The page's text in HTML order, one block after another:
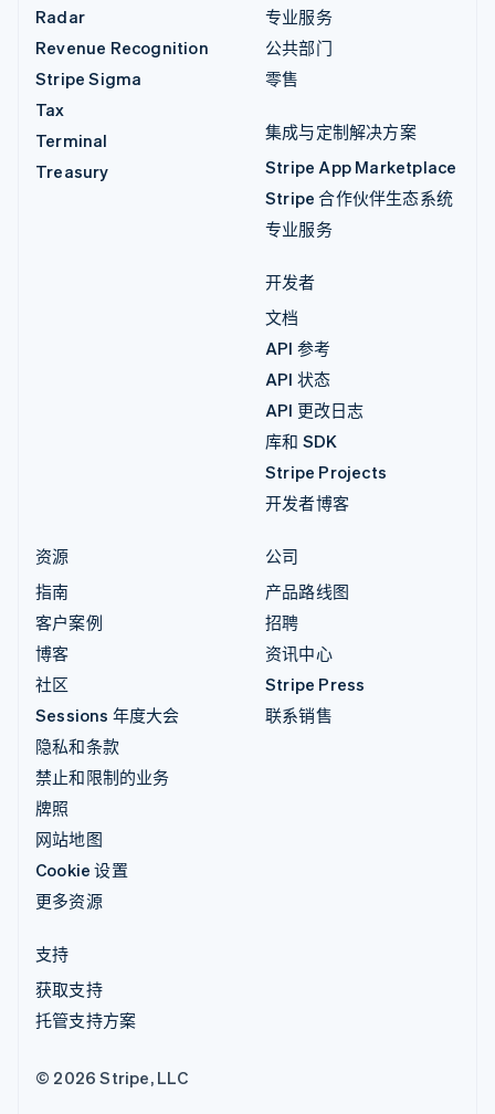
Radar
Revenue Recognition
Stripe Sigma
Tax
Terminal
Treasury
专业服务
公共部门
零售
集成与定制解决方案
Stripe App Marketplace
Stripe 合作伙伴生态系统
专业服务
开发者
文档
API 参考
API 状态
API 更改日志
库和 SDK
Stripe Projects
开发者博客
资源
指南
客户案例
博客
社区
Sessions 年度大会
隐私和条款
禁止和限制的业务
牌照
网站地图
Cookie 设置
更多资源
公司
产品路线图
招聘
资讯中心
Stripe Press
联系销售
支持
获取支持
托管支持方案
© 2026 Stripe, LLC